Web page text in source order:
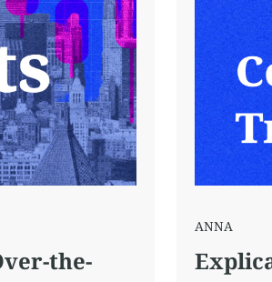
the-
ANNA